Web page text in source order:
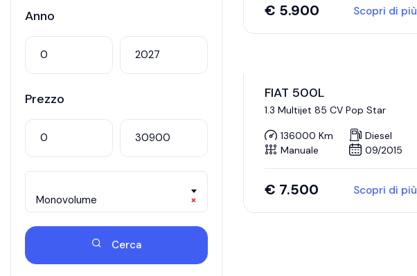
Anno
Prezzo
×
Monovolume
Cerca
€ 5.900 Scopri di più
FIAT 500L
1.3 Multijet 85 CV Pop Star
136000 Km
Diesel
Manuale
09/2015
€ 7.500 Scopri di più